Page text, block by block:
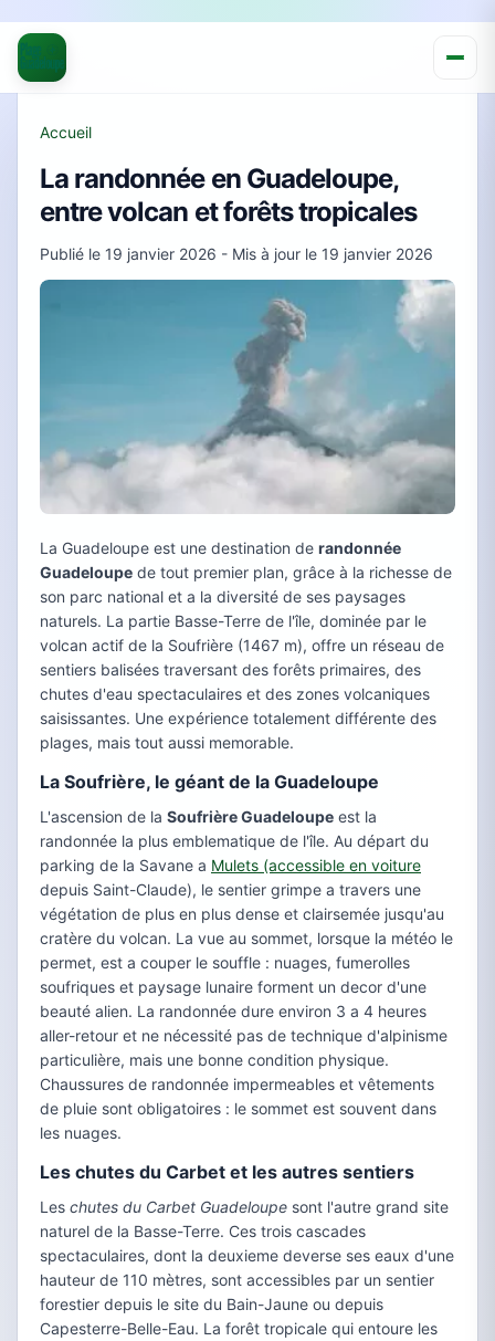
Accueil
La randonnée en Guadeloupe,
entre volcan et forêts tropicales
Publié le 19 janvier 2026 - Mis à jour le 19 janvier 2026
La Guadeloupe est une destination de randonnée
Guadeloupe de tout premier plan, grâce à la richesse de
son parc national et a la diversité de ses paysages
naturels. La partie Basse-Terre de l'île, dominée par le
volcan actif de la Soufrière (1467 m), offre un réseau de
sentiers balisées traversant des forêts primaires, des
chutes d'eau spectaculaires et des zones volcaniques
saisissantes. Une expérience totalement différente des
plages, mais tout aussi memorable.
La Soufrière, le géant de la Guadeloupe
L'ascension de la Soufrière Guadeloupe est la
randonnée la plus emblematique de l'île. Au départ du
parking de la Savane a Mulets (accessible en voiture
depuis Saint-Claude), le sentier grimpe a travers une
végétation de plus en plus dense et clairsemée jusqu'au
cratère du volcan. La vue au sommet, lorsque la météo le
permet, est a couper le souffle : nuages, fumerolles
soufriques et paysage lunaire forment un decor d'une
beauté alien. La randonnée dure environ 3 a 4 heures
aller-retour et ne nécessité pas de technique d'alpinisme
particulière, mais une bonne condition physique.
Chaussures de randonnée impermeables et vêtements
de pluie sont obligatoires : le sommet est souvent dans
les nuages.
Les chutes du Carbet et les autres sentiers
Les chutes du Carbet Guadeloupe sont l'autre grand site
naturel de la Basse-Terre. Ces trois cascades
spectaculaires, dont la deuxieme deverse ses eaux d'une
hauteur de 110 mètres, sont accessibles par un sentier
forestier depuis le site du Bain-Jaune ou depuis
Capesterre-Belle-Eau. La forêt tropicale qui entoure les